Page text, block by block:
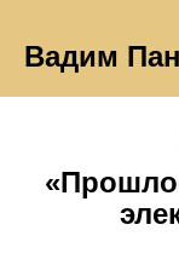
Вадим